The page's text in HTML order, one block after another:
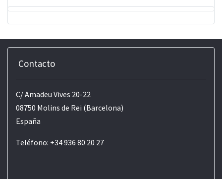
Contacto
C/ Amadeu Vives 20-22
08750 Molins de Rei (Barcelona)
España
Teléfono: +34 936 80 20 27